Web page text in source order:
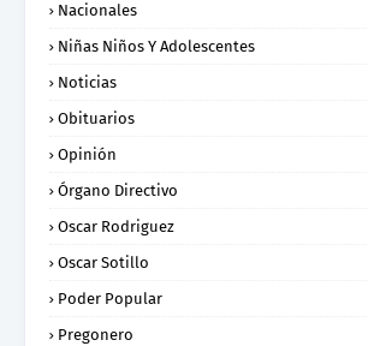
Nacionales
Niñas Niños Y Adolescentes
Noticias
Obituarios
Opinión
Órgano Directivo
Oscar Rodriguez
Oscar Sotillo
Poder Popular
Pregonero